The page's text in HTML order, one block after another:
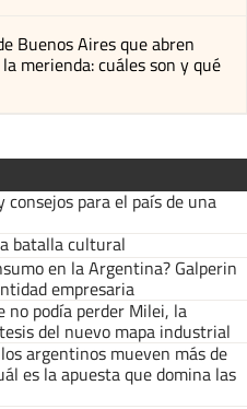
Buenos Aires que abren
merienda: cuáles son y qué
consejos para el país de una
batalla cultural
en la Argentina? Galperin
empresaria
no podía perder Milei, la
del nuevo mapa industrial
argentinos mueven más de
es la apuesta que domina las